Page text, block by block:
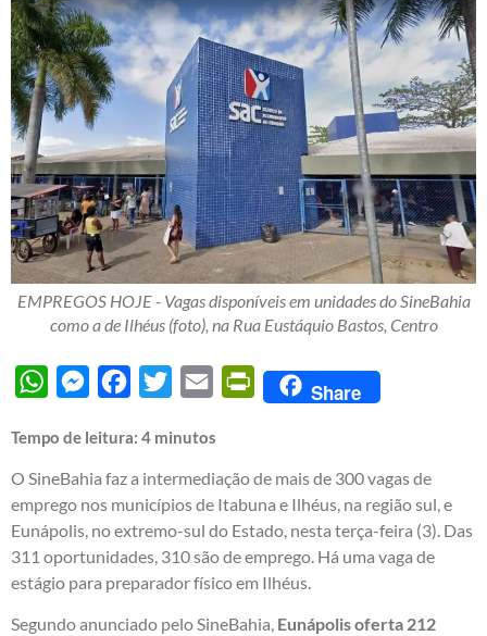
EMPREGOS HOJE - Vagas disponíveis em unidades do SineBahia
como a de Ilhéus (foto), na Rua Eustáquio Bastos, Centro
WhatsAppMessengerFacebook
Twitter Email PrintFriendly
Share
Tempo de leitura: 4 minutos
O SineBahia faz a intermediação de mais de 300 vagas de
emprego nos municípios de Itabuna e Ilhéus, na região sul, e
Eunápolis, no extremo-sul do Estado, nesta terça-feira (3). Das
311 oportunidades, 310 são de emprego. Há uma vaga de
estágio para preparador físico em Ilhéus.
Segundo anunciado pelo SineBahia, Eunápolis oferta 212